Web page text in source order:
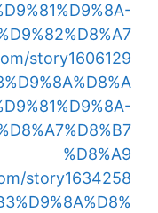
story1606129
%D8%A9
story1634258